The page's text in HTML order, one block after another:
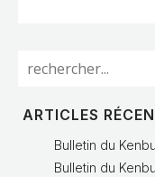
ARTICLES
Bulletin du
Bulletin du